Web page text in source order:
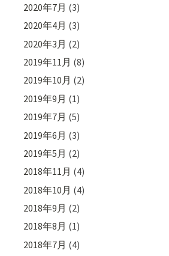
2020年7月 (3)
2020年4月 (3)
2020年3月 (2)
2019年11月 (8)
2019年10月 (2)
2019年9月 (1)
2019年7月 (5)
2019年6月 (3)
2019年5月 (2)
2018年11月 (4)
2018年10月 (4)
2018年9月 (2)
2018年8月 (1)
2018年7月 (4)